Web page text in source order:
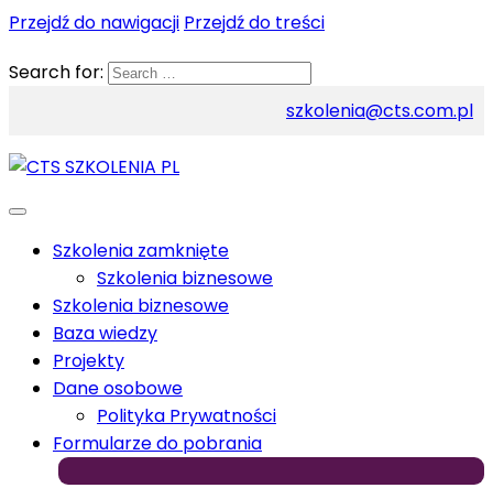
Przejdź do nawigacji Przejdź do treści
Search for:
szkolenia@cts.com.pl
Szkolenia zamknięte
Szkolenia biznesowe
Szkolenia biznesowe
Baza wiedzy
Projekty
Dane osobowe
Polityka Prywatności
Formularze do pobrania